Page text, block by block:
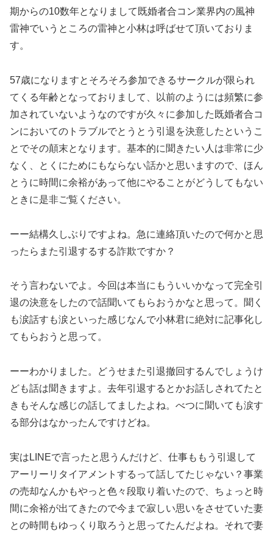
期からの10数年となりまして既婚者合コン業界内の風神
雷神でいうところの雷神と小林は呼ばせて頂いておりま
す。
57歳になりますとそろそろ参加できるサークルが限られ
てくる年齢となっておりまして、以前のようには頻繁に参
加されていないようなのですが久々に参加した既婚者合コ
ンにおいてのトラブルでとうとう引退を決意したというこ
とでその顛末となります。基本的に聞きたい人は非常に少
なく、とくにためにもならない話かと思いますので、ほん
とうに時間に余裕があって他にやることがどうしてもない
ときに是非ご覧ください。
ーー結構久しぶりですよね。急に連絡頂いたので何かと思
ったらまた引退するする詐欺ですか？
そう言わないでよ。今回は本当にもういいかなって完全引
退の決意をしたので話聞いてもらおうかなと思って。聞く
も涙話すも涙といった感じなんで小林君に絶対に記事化し
てもらおうと思って。
ーーわかりました。どうせまた引退撤回するんでしょうけ
ども話は聞きますよ。去年引退するとかお話しされてたと
きもそんな感じの話してましたよね。べつに聞いても涙す
る部分はなかったんですけどね。
実はLINEで言ったと思うんだけど、仕事ももう引退して
アーリーリタイアメントするって話してたじゃない？事業
の売却なんかもやっと色々段取り着いたので、ちょっと時
間に余裕が出てきたので今まで寂しい思いをさせていた妻
との時間もゆっくり取ろうと思ってたんだよね。それで妻